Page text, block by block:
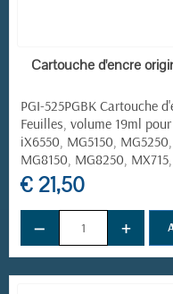
Cartouche d'encre
PGI-525PGBK Cartouche
Feuilles, volume 19ml
iX6550, MG5150,
MG8150, MG8250,
€ 21,50
− +